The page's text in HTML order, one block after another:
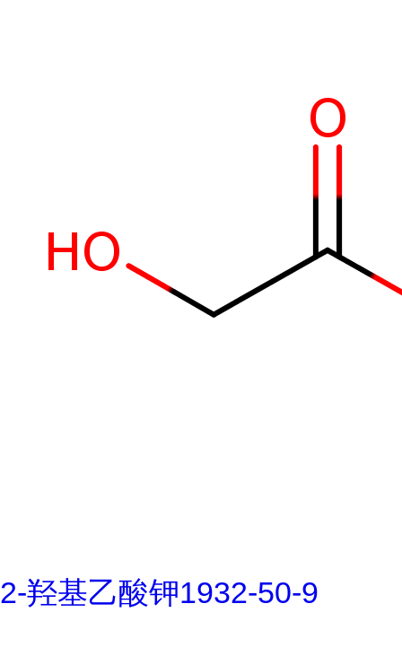
2-羟基乙酸钾1932-50-9